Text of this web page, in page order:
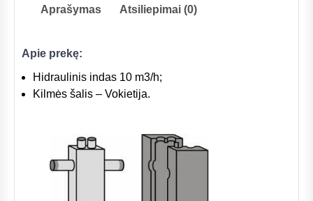
Aprašymas Atsiliepimai (0)
Apie prekę:
Hidraulinis indas 10 m3/h;
Kilmės šalis – Vokietija.